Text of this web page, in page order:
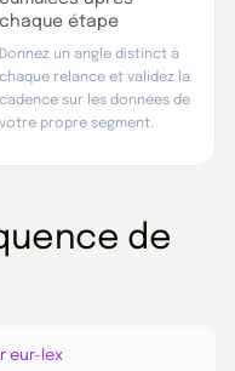
chaque étape
Donnez un angle distinct à
chaque relance et validez la
cadence sur les données de
votre propre segment.
de
eur-lex